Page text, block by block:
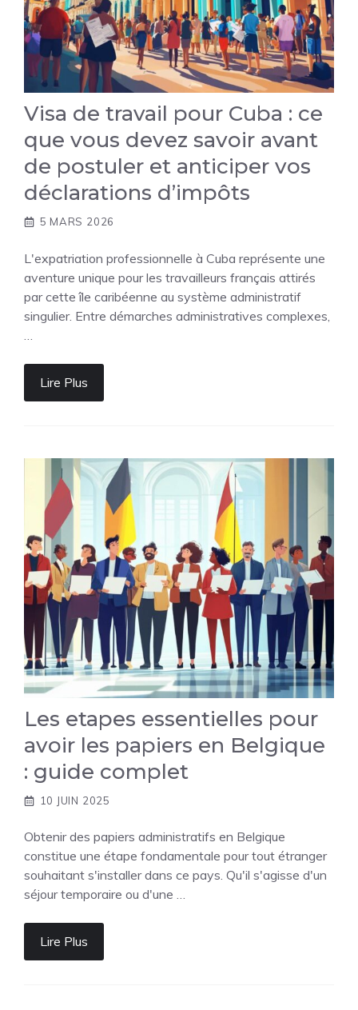
Visa de travail pour Cuba : ce
que vous devez savoir avant
de postuler et anticiper vos
déclarations d’impôts
5 MARS 2026
L'expatriation professionnelle à Cuba représente une
aventure unique pour les travailleurs français attirés
par cette île caribéenne au système administratif
singulier. Entre démarches administratives complexes,
Lire Plus
Les etapes essentielles pour
avoir les papiers en Belgique
: guide complet
10 JUIN 2025
Obtenir des papiers administratifs en Belgique
constitue une étape fondamentale pour tout étranger
souhaitant s'installer dans ce pays. Qu'il s'agisse d'un
séjour temporaire ou d'une …
Lire Plus